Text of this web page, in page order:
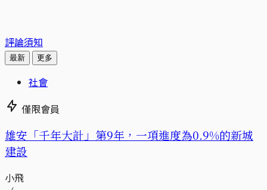
評論須知
最新 更多
社會
僅限會員
​​雄安「千年大計」第9年，一項進度為0.9%的新城
建設
小飛